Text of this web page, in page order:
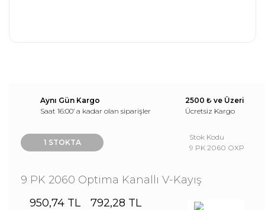
Aynı Gün Kargo
Saat 16:00’ a kadar olan siparişler
2500 ₺ ve Üzeri
Ücretsiz Kargo
1 STOKTA
Stok Kodu
9 PK 2060 OXP
9 PK 2060 Optima Kanallı V-Kayış
950,74 TL
792,28 TL